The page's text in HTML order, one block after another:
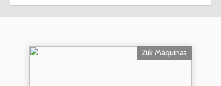
Zuk Máquinas